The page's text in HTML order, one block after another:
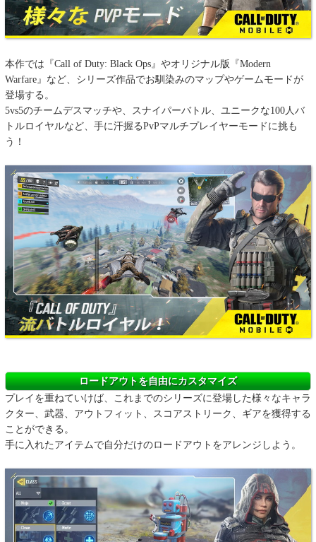
本作では『Call of Duty: Black Ops』やオリジナル版『Modern
Warfare』など、シリーズ作品でお馴染みのマップやゲームモードが
登場する。
5vs5のチームデスマッチや、スナイパーバトル、ユニークな100人バ
トルロイヤルなど、手に汗握るPvPマルチプレイヤーモードに挑も
う！
ロードアウトを自由にカスタマイズ
プレイを重ねていけば、これまでのシリーズに登場した様々なキャラ
クター、武器、アウトフィット、スコアストリーク、ギアを獲得する
ことができる。
手に入れたアイテムで自分だけのロードアウトをアレンジしよう。